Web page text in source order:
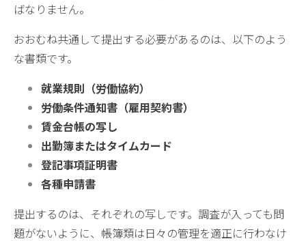
ばなりません。
おおむね共通して提出する必要があるのは、以下のよう
な書類です。
就業規則（労働協約）
労働条件通知書（雇用契約書）
賃金台帳の写し
出勤簿またはタイムカード
登記事項証明書
各種申請書
提出するのは、それぞれの写しです。調査が入っても問
題がないように、帳簿類は日々の管理を適正に行わなけ